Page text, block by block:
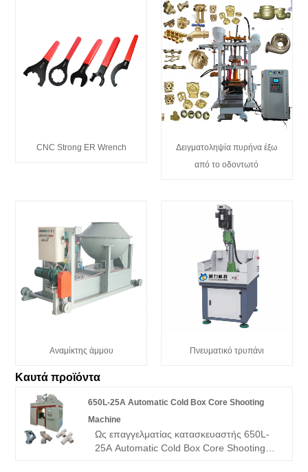
CNC Strong ER Wrench
Δειγματοληψία πυρήνα έξω
από το οδοντωτό
Αναμίκτης άμμου Πνευματικό τρυπάνι
Καυτά προϊόντα
650L-25A Automatic Cold Box Core Shooting
Machine
Ως επαγγελματίας κατασκευαστής 650L-
25A Automatic Cold Box Core Shooting